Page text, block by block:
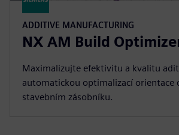
ADDITIVE MANUFACTURING
NX AM Build
Maximalizujte efektivitu a kvalitu
automatickou optimalizací orientace
stavebním zásobníku.